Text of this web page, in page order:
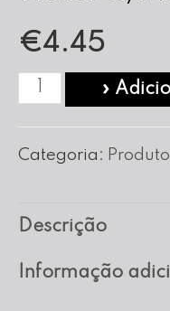
€4.45
Quantidade
Frigideira
Tipo
Hotel
»
Categoria:
Descrição
Informação